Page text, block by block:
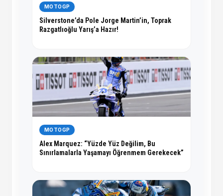
MOTOGP
Silverstone’da Pole Jorge Martin’in, Toprak
Razgatlıoğlu Yarış’a Hazır!
MOTOGP
Alex Marquez: “Yüzde Yüz Değilim, Bu
Sınırlamalarla Yaşamayı Öğrenmem Gerekecek”